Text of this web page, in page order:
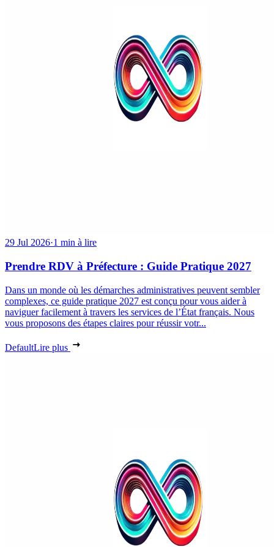
29 Jul 2026·1 min à lire
Prendre RDV à Préfecture : Guide Pratique 2027
Dans un monde où les démarches administratives peuvent sembler
complexes, ce guide pratique 2027 est conçu pour vous aider à
naviguer facilement à travers les services de l’État français. Nous
vous proposons des étapes claires pour réussir votr...
DefaultLire plus